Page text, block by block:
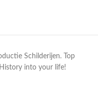
Schilderijen. Top
into your life!